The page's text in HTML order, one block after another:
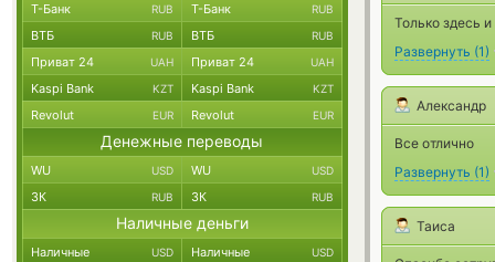
Только здесь
Развернуть (1)
Александр
Все отлично
Развернуть (1)
Таиса
Т-Банк RUB Т-Банк RUB
ВТБ RUB ВТБ RUB
Приват 24 UAH Приват 24 UAH
Kaspi Bank KZT Kaspi Bank KZT
Revolut EUR Revolut EUR
Денежные переводы
WU USD WU USD
ЗК RUB ЗК RUB
Наличные деньги
Наличные USD Наличные USD